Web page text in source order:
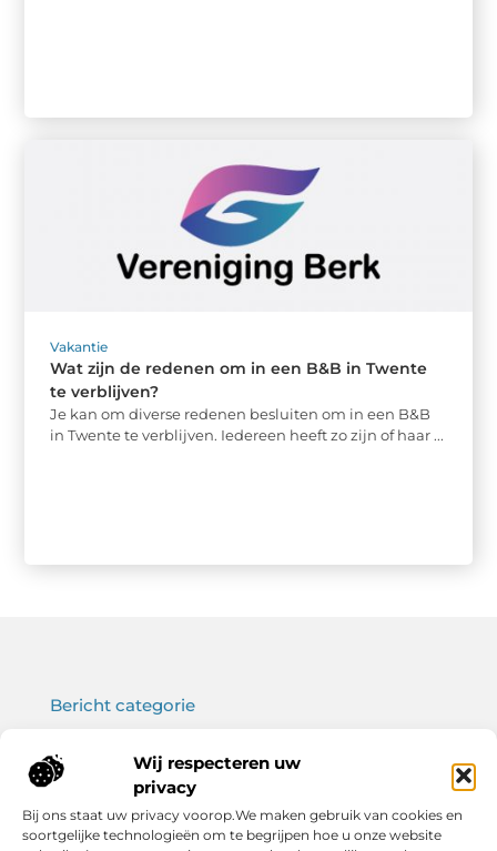
Wij respecteren uw
privacy
Bij ons staat uw privacy voorop.We maken gebruik van cookies en
soortgelijke technologieën om te begrijpen hoe u onze website
Vakantie
Wat zijn de redenen om in een B&B in Twente
te verblijven?
Je kan om diverse redenen besluiten om in een B&B
in Twente te verblijven. Iedereen heeft zo zijn of haar ...
Onze informatie
Bericht categorie